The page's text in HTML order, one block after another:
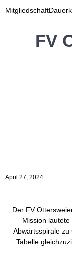
Mitgliedschaft
FV
April 27, 2024
Der FV
Mission
Abwärtsspirale
Tabelle